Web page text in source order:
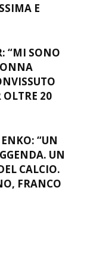
E
“MI SONO
OLTRE 20
“UN
UN
CALCIO.
FRANCO